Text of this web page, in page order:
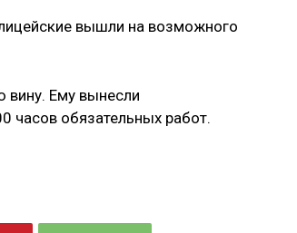
вышли на возможного
вину. Ему вынесли
часов обязательных работ.